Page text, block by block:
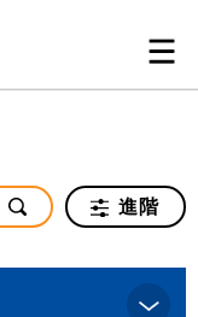
進階